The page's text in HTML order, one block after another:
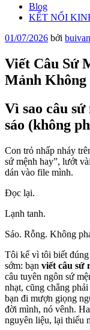
Blog
KẾT NỐI
Đăng
01/07/2026 bởi
Viết Câu Sứ
Mảnh Không
Vì sao câu
sáo (không
Con trỏ nhấp nháy
sứ mệnh hay”, lướt
dán vào file mình.
Đọc lại.
Lạnh tanh.
Sáo. Rỗng. Không
Tôi kể vì tôi biết
sớm: bạn viết câu sứ
câu tuyên ngôn sứ
nhạt, cũng chẳng
bạn đi mượn giọng
đời mình, nó vênh.
nguyên liệu, lại thiếu